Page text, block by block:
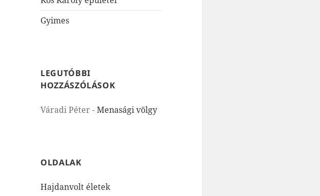
Gyimes
LEGUTÓBBI
HOZZÁSZÓLÁSOK
Váradi Péter -Menasági völgy
OLDALAK
Hajdanvolt életek